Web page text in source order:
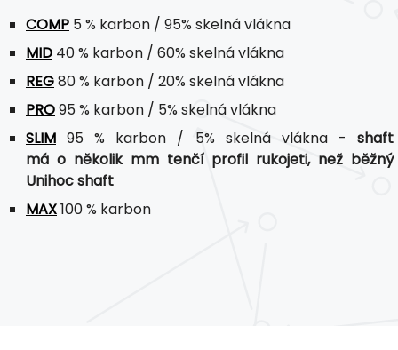
COMP 5 % karbon / 95% skelná vlákna
MID 40 % karbon / 60% skelná vlákna
REG80 % karbon / 20% skelná vlákna
PRO95 % karbon / 5% skelná vlákna
SLIM 95 % karbon / 5% skelná vlákna - shaft
má o několik mm tenčí profil rukojeti, než běžný
Unihoc shaft
MAX100 % karbon